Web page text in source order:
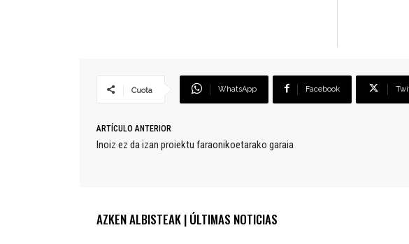
Cuota WhatsApp Facebook
ARTÍCULO ANTERIOR
Inoiz ez da izan proiektu faraonikoetarako garaia
AZKEN ALBISTEAK | ÚLTIMAS NOTICIAS